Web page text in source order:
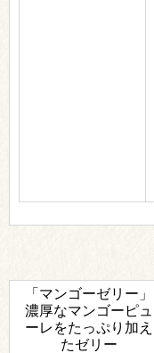
「マンゴーゼリー」
濃厚なマンゴーピュ
ーレをたっぷり加え
たゼリー